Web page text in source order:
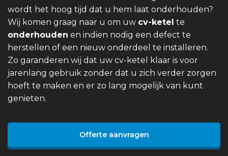
wordt het hoog tijd dat u hem laat onderhouden?
Wij komen graag naar u om uw cv-ketel te
onderhouden en indien nodig een defect te
herstellen of een nieuw onderdeel te installeren.
Zo garanderen wij dat uw cv-ketel klaar is voor
jarenlang gebruik zonder dat u zich verder zorgen
hoeft te maken en er zo lang mogelijk van kunt
genieten.
Offerte aanvragen